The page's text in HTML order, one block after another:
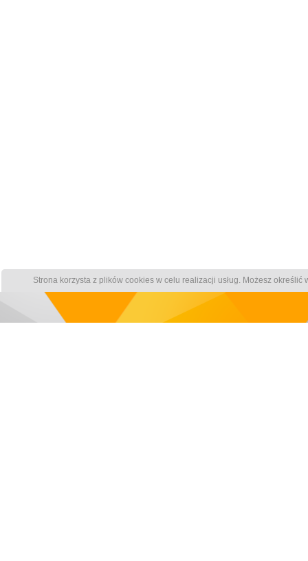
Strona korzysta z plików cookies w celu realizacji usług. Możesz